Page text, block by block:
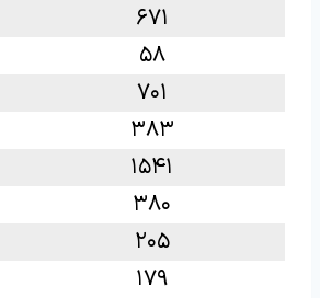
۶۷۱
۵۸
۷۰۱
۳۸۳
۱۵۴۱
۳۸۰
۲۰۵
۱۷۹